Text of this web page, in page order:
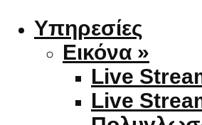
Υπηρεσίες
Εικόνα »
Live
Live